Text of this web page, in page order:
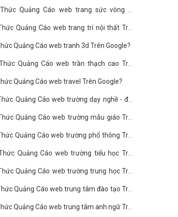
Quảng Cáo web trang sức vòng hổ
Quảng Cáo web trang trí nội thất Trên
Quảng Cáo web tranh 3d Trên Google?
Quảng Cáo web trần thạch cao Trên
Quảng Cáo web travel Trên Google?
Quảng Cáo web trường dạy nghề - đào
Google?
Quảng Cáo web trường mẫu giáo Trên
Quảng Cáo web trường phổ thông Trên
Quảng Cáo web trường tiểu học Trên
Quảng Cáo web trường trung học Trên
Quảng Cáo web trung tâm đào tạo Trên
Quảng Cáo web trung tâm anh ngữ Trên